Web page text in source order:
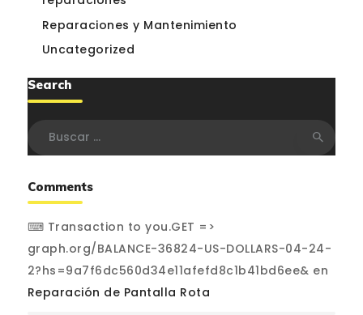
Reparaciones y Mantenimiento
Uncategorized
Search
Comments
⌨ Transaction to you.GET =>
graph.org/BALANCE-36824-US-DOLLARS-04-24-
2?hs=9a7f6dc560d34e11afefd8c1b41bd6ee& en
Reparación de Pantalla Rota